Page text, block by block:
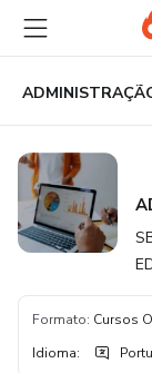
para
conteúdo
principal
para
pagamento
para
rodapé
Formato: Cursos
Idioma: